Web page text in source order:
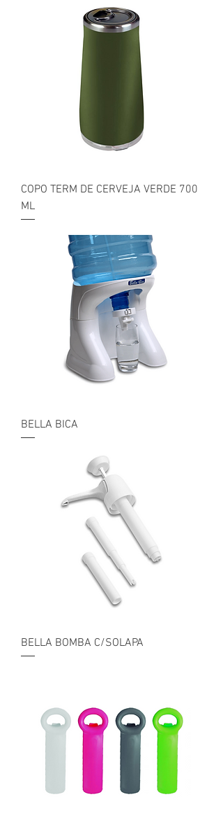
COPO TERM DE CERVEJA VERDE 700
ML
BELLA BICA
BELLA BOMBA C/SOLAPA